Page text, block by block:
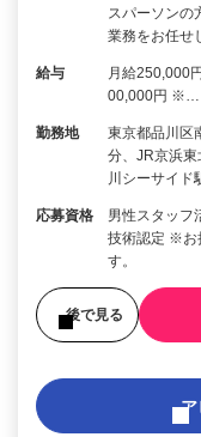
スパーソンの
業務をお任せ
給与
月給250,000
00,000円 ※…
勤務地
東京都品川区
分、JR京浜
川シーサイド
応募資格
男性スタッフ
技術認定 ※お
す。
後で見る
ア